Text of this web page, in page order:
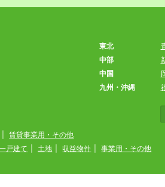
東北
中部
中国
九州・沖縄
賃貸事業用・その他
戸建て 土地 収益物件 事業用・その他